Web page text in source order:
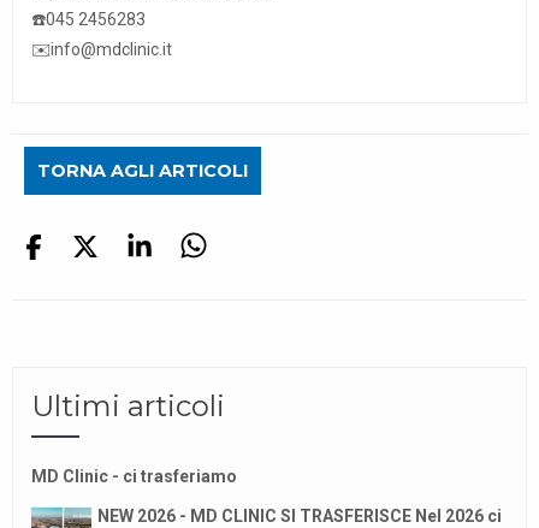
☎️045 2456283
✉️info@mdclinic.it
TORNA AGLI ARTICOLI
Ultimi articoli
MD Clinic - ci trasferiamo
NEW 2026 - MD CLINIC SI TRASFERISCE Nel 2026 ci